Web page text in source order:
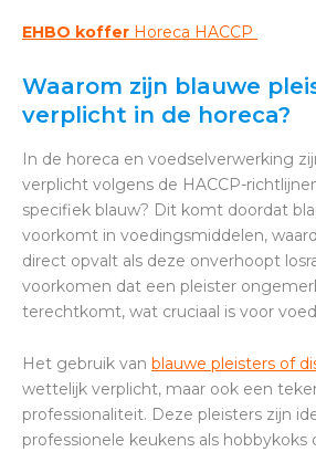
EHBO koffer Horeca HACCP
Waarom zijn blauwe
verplicht in de horeca?
In de horeca en voedselverwerking
verplicht volgens de HACCP-
specifiek blauw? Dit komt doordat
voorkomt in voedingsmiddelen,
direct opvalt als deze onverhoopt
voorkomen dat een pleister
terechtkomt, wat cruciaal is voor
Het gebruik van blauwe pleisters of
wettelijk verplicht, maar ook een
professionaliteit. Deze pleisters zijn
professionele keukens als hobbykoks